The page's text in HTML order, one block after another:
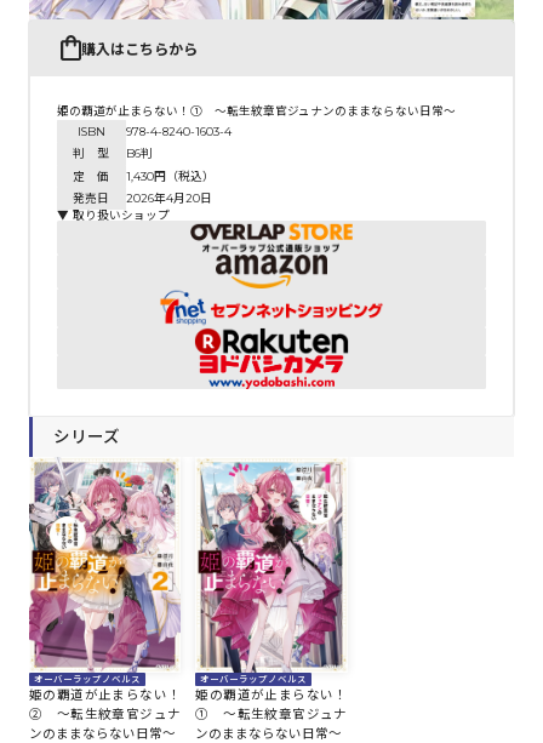
購入はこちらから
姫の覇道が止まらない！① ～転生紋章官ジュナンのままならない日常～
ISBN
978-4-8240-1603-4
判 型
B6判
定 価
1,430円（税込）
発売日
2026年4月20日
▼ 取り扱いショップ
シリーズ
オーバーラップノベルス
姫の覇道が止まらない！
② ～転生紋章官ジュナ
ンのままならない日常～
オーバーラップノベルス
姫の覇道が止まらない！
① ～転生紋章官ジュナ
ンのままならない日常～